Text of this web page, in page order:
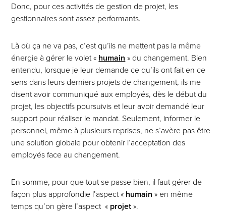
Donc, pour ces activités de gestion de projet, les
gestionnaires sont assez performants.
Là où ça ne va pas, c’est qu’ils ne mettent pas la même
énergie à gérer le volet « humain » du changement. Bien
entendu, lorsque je leur demande ce qu’ils ont fait en ce
sens dans leurs derniers projets de changement, ils me
disent avoir communiqué aux employés, dès le début du
projet, les objectifs poursuivis et leur avoir demandé leur
support pour réaliser le mandat. Seulement, informer le
personnel, même à plusieurs reprises, ne s’avère pas être
une solution globale pour obtenir l’acceptation des
employés face au changement.
En somme, pour que tout se passe bien, il faut gérer de
façon plus approfondie l’aspect « humain » en même
temps qu’on gère l’aspect « projet ».